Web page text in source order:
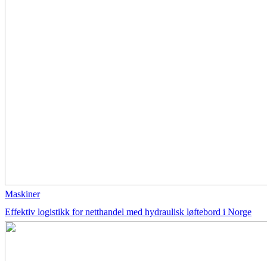
Maskiner
Effektiv logistikk for netthandel med hydraulisk løftebord i Norge